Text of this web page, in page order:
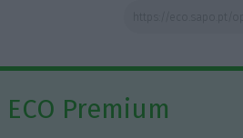
Premium